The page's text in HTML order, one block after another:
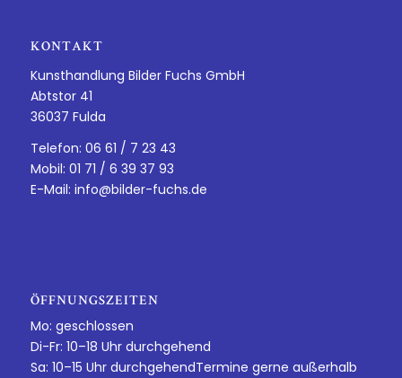
KONTAKT
Kunsthandlung Bilder Fuchs GmbH
Abtstor 41
36037 Fulda
Telefon: 06 61 / 7 23 43
Mobil: 01 71 / 6 39 37 93
E-Mail: info@bilder-fuchs.de
ÖFFNUNGSZEITEN
Mo: geschlossen
Di-Fr: 10–18 Uhr durchgehend
Sa: 10–15 Uhr durchgehendTermine gerne außerhalb